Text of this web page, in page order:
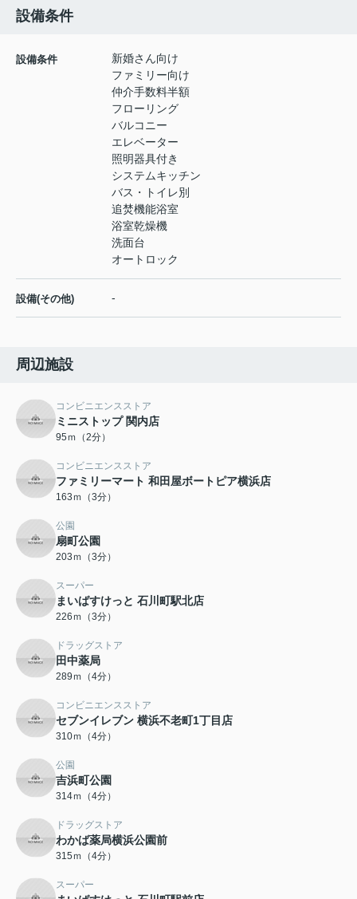
設備条件
設備条件
新婚さん向け
ファミリー向け
仲介手数料半額
フローリング
バルコニー
エレベーター
照明器具付き
システムキッチン
バス・トイレ別
追焚機能浴室
浴室乾燥機
洗面台
オートロック
設備(その他) -
周辺施設
コンビニエンスストア
ミニストップ 関内店
95ｍ（2分）
コンビニエンスストア
ファミリーマート 和田屋ボートピア横浜店
163ｍ（3分）
公園
扇町公園
203ｍ（3分）
スーパー
まいばすけっと 石川町駅北店
226ｍ（3分）
ドラッグストア
田中薬局
289ｍ（4分）
コンビニエンスストア
セブンイレブン 横浜不老町1丁目店
310ｍ（4分）
公園
吉浜町公園
314ｍ（4分）
ドラッグストア
わかば薬局横浜公園前
315ｍ（4分）
スーパー